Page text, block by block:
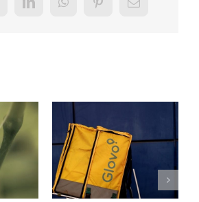
LinkedInWhatsAppPinterestEmail